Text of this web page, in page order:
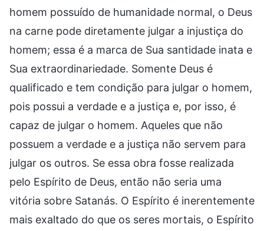
homem possuído de humanidade normal, o Deus
na carne pode diretamente julgar a injustiça do
homem; essa é a marca de Sua santidade inata e
Sua extraordinariedade. Somente Deus é
qualificado e tem condição para julgar o homem,
pois possui a verdade e a justiça e, por isso, é
capaz de julgar o homem. Aqueles que não
possuem a verdade e a justiça não servem para
julgar os outros. Se essa obra fosse realizada
pelo Espírito de Deus, então não seria uma
vitória sobre Satanás. O Espírito é inerentemente
mais exaltado do que os seres mortais, o Espírito